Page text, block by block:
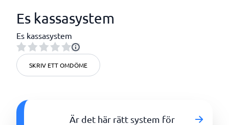
Es kassasystem
Es kassasystem
SKRIV ETT OMDÖME
Är det här rätt system för